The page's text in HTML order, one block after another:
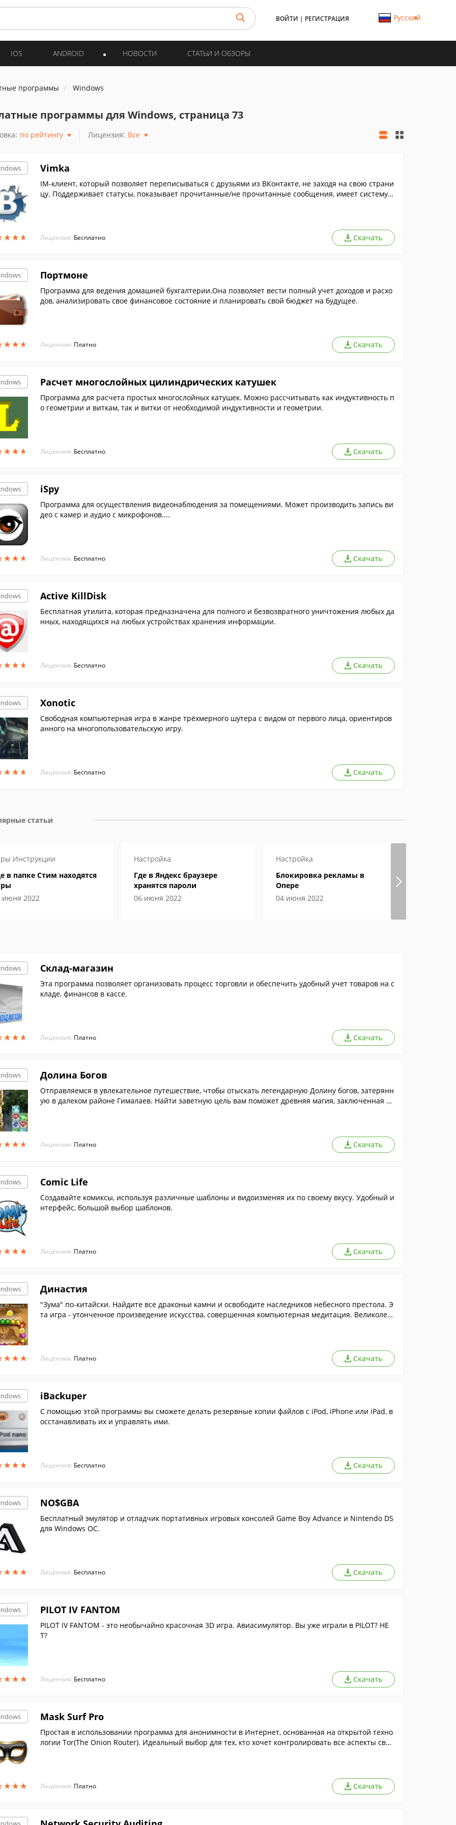
ВОЙТИ | РЕГИСТРАЦИЯ Русский
IOS ANDROID НОВОСТИ СТАТЬИ И ОБЗОРЫ
программы Windows
программы для Windows, страница 73
по рейтингу Лицензия: Все
★★★
★★★
Vimka
IM-клиент, который позволяет переписываться с друзьями из ВКонтакте, не заходя на свою страни
цу. Поддерживает статусы, показывает прочитанные/не прочитанные сообщения, имеет систему о
Лицензия: Бесплатно Скачать
★★★
★★★
Портмоне
Программа для ведения домашней бухгалтерии.Она позволяет вести полный учет доходов и расхо
дов, анализировать свое финансовое состояние и планировать свой бюджет на будущее.
Лицензия: Платно Скачать
★★★
★★★
Расчет многослойных цилиндрических катушек
Программа для расчета простых многослойных катушек. Можно рассчитывать как индуктивность п
о геометрии и виткам, так и витки от необходимой индуктивности и геометрии.
Лицензия: Бесплатно Скачать
★★★
★★★
iSpy
Программа для осуществления видеонаблюдения за помещениями. Может производить запись ви
део с камер и аудио с микрофонов....
Лицензия: Бесплатно Скачать
★★★
★★★
Active KillDisk
Бесплатная утилита, которая предназначена для полного и безвозвратного уничтожения любых да
нных, находящихся на любых устройствах хранения информации.
Лицензия: Бесплатно Скачать
★★★
★★★
Xonotic
Свободная компьютерная игра в жанре трёхмерного шутера с видом от первого лица, ориентиров
анного на многопользовательскую игру.
Лицензия: Бесплатно Скачать
статьи
Инструкции
в папке Стим находятся
июня 2022
Настройка
Где в Яндекс браузере
хранятся пароли
06 июня 2022
Настройка
Блокировка рекламы в
Опере
04 июня 2022
★★★
★★★
Склад-магазин
Эта программа позволяет организовать процесс торговли и обеспечить удобный учет товаров на с
кладе, финансов в кассе.
Лицензия: Платно Скачать
★★★
★★★
Долина Богов
Отправляемся в увлекательное путешествие, чтобы отыскать легендарную Долину богов, затерянн
ую в далеком районе Гималаев. Найти заветную цель вам поможет древняя магия, заключенная в
Лицензия: Платно Скачать
★★★
★★★
Comic Life
Создавайте комиксы, используя различные шаблоны и видоизменяя их по своему вкусу. Удобный и
нтерфейс, большой выбор шаблонов.
Лицензия: Платно Скачать
★★★
★★★
Династия
"Зума" по-китайски. Найдите все драконьи камни и освободите наследников небесного престола. Э
та игра - утонченное произведение искусства, совершенная компьютерная медитация. Великолеп
Лицензия: Платно Скачать
★★★
★★★
iBackuper
С помощью этой программы вы сможете делать резервные копии файлов с iPod, iPhone или iPad, в
осстанавливать их и управлять ими.
Лицензия: Бесплатно Скачать
★★★
★★★
NO$GBA
Бесплатный эмулятор и отладчик портативных игровых консолей Game Boy Advance и Nintendo DS
для Windows ОС.
Лицензия: Бесплатно Скачать
★★★
★★★
PILOT IV FANTOM
PILOT IV FANTOM - это необычайно красочная 3D игра. Авиасимулятор. Вы уже играли в PILOT? НЕ
Т?
Лицензия: Бесплатно Скачать
★★★
★★★
Mask Surf Pro
Простая в использовании программа для анонимности в Интернет, основанная на открытой техно
логии Tor(The Onion Router). Идеальный выбор для тех, кто хочет контролировать все аспекты свое
Лицензия: Платно Скачать